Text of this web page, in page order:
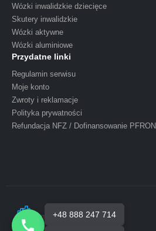
Wózki inwalidzkie dziecięce
Skutery inwalidzkie
Wózki aktywne
Wózki aluminiowe
Przydatne linki
Regulamin serwisu
Moje konto
Zwroty i reklamacje
Polityka prywatności
Refundacja NFZ / Dofinansowanie PFRON
+48 888 247 714